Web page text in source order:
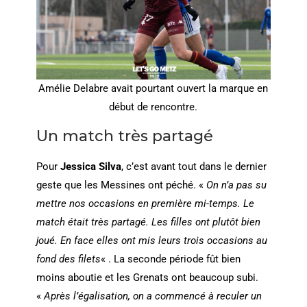
Amélie Delabre avait pourtant ouvert la marque en
début de rencontre.
Un match très partagé
Pour Jessica Silva, c’est avant tout dans le dernier
geste que les Messines ont péché. « On n’a pas su
mettre nos occasions en première mi-temps. Le
match était très partagé. Les filles ont plutôt bien
joué. En face elles ont mis leurs trois occasions au
fond des filets« . La seconde période fût bien
moins aboutie et les Grenats ont beaucoup subi.
«Après l’égalisation, on a commencé à reculer un